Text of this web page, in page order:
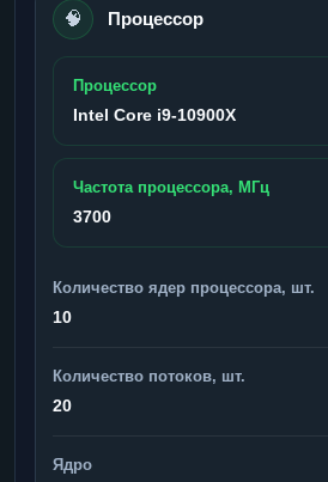
🧠 Процессор
Процессор
Intel Core i9-10900X
Частота процессора, МГц
3700
Количество ядер процессора, шт.
10
Количество потоков, шт.
20
Ядро